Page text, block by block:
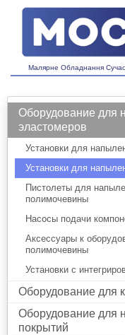
Малярне Обладнання
Оборудование для
эластомеров
Установки для
Установки для
Пистолеты для
полимочевины
Насосы подачи
Аксессуары к
полимочевины
Установки с
Оборудование для
Оборудование для
покрытий